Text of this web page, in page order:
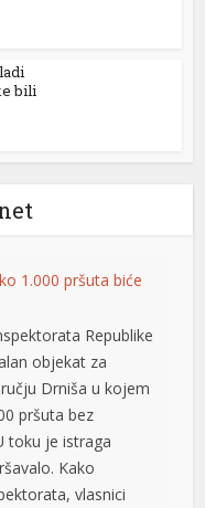
bili
1.000 pršuta biće
Republike
objekat za
Drniša u kojem
pršuta bez
toku je istraga
Kako
vlasnici